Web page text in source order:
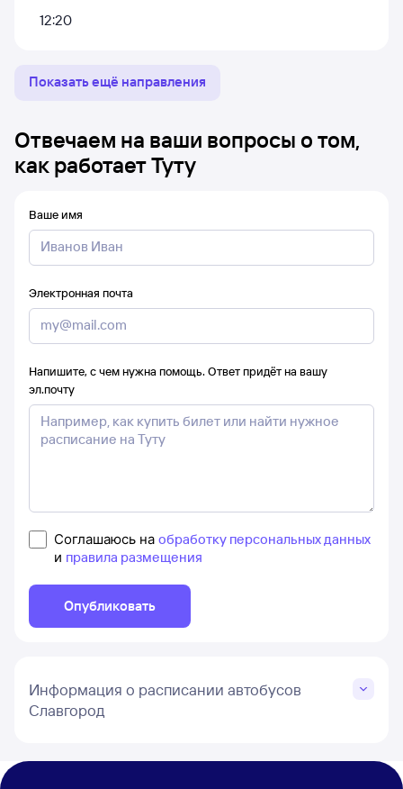
12:20
Показать ещё направления
Отвечаем на ваши вопросы о том,
как работает Туту
Ваше имя
Электронная почта
Напишите, с чем нужна помощь. Ответ придёт на вашу
эл.почту
Соглашаюсь на обработку персональных данных
и правила размещения
Опубликовать
Информация о расписании автобусов
Славгород